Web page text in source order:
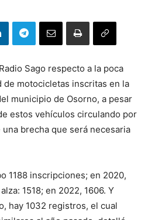
Sago respecto a la poca
de motocicletas inscritas en la
municipio de Osorno, a pesar
estos vehículos circulando por
brecha que será necesaria
1188 inscripciones; en 2020,
1518; en 2022, 1606. Y
hay 1032 registros, el cual